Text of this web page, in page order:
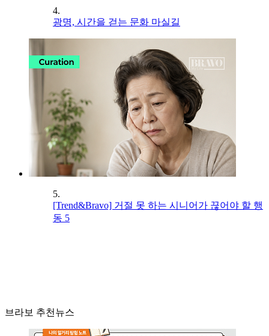
4.
광명, 시간을 걷는 문화 마실길
5.
[Trend&Bravo] 거절 못 하는 시니어가 끊어야 할 행
동 5
브라보 추천뉴스